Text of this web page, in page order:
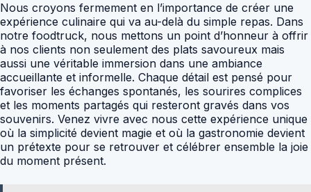
Nous croyons fermement en l’importance de créer une
expérience culinaire qui va au-delà du simple repas. Dans
notre foodtruck, nous mettons un point d’honneur à offrir
à nos clients non seulement des plats savoureux mais
aussi une véritable immersion dans une ambiance
accueillante et informelle. Chaque détail est pensé pour
favoriser les échanges spontanés, les sourires complices
et les moments partagés qui resteront gravés dans vos
souvenirs. Venez vivre avec nous cette expérience unique
où la simplicité devient magie et où la gastronomie devient
un prétexte pour se retrouver et célébrer ensemble la joie
du moment présent.